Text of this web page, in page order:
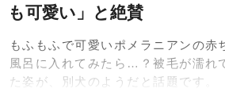
も可愛い」と絶賛
もふもふで可愛いポメラニアンの赤
風呂に入れてみたら…？被毛が濡れ
た姿が、別犬のようだと話題です。